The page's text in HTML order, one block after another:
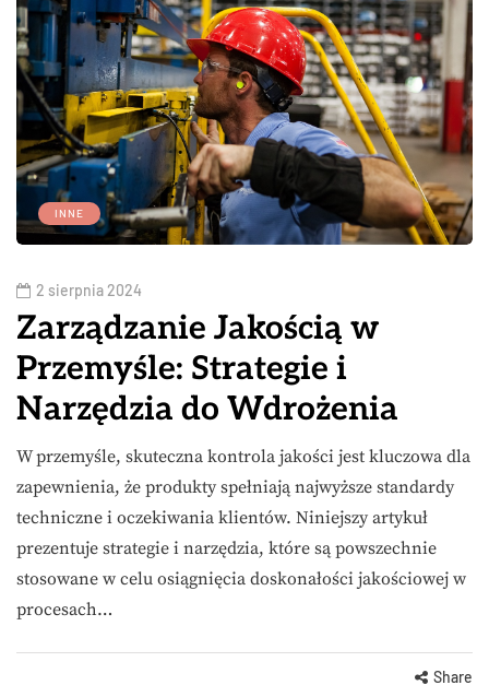
INNE
2 sierpnia 2024
Zarządzanie Jakością w
Przemyśle: Strategie i
Narzędzia do Wdrożenia
W przemyśle, skuteczna kontrola jakości jest kluczowa dla
zapewnienia, że produkty spełniają najwyższe standardy
techniczne i oczekiwania klientów. Niniejszy artykuł
prezentuje strategie i narzędzia, które są powszechnie
stosowane w celu osiągnięcia doskonałości jakościowej w
procesach…
Share